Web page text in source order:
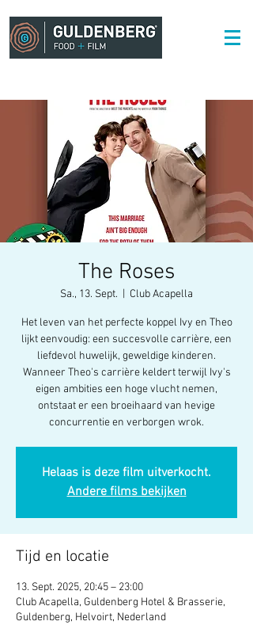
The Roses
Sa., 13. Sept. Club Acapella
Het leven van het perfecte koppel Ivy en Theo
lijkt eenvoudig: een succesvolle carrière, een
liefdevol huwelijk, geweldige kinderen.
Wanneer Theo's carrière keldert terwijl Ivy's
eigen ambities een hoge vlucht nemen,
ontstaat er een broeihaard van hevige
concurrentie en verborgen wrok.
Helaas is deze film uitverkocht.
Andere films bekijken
Tijd en locatie
13. Sept. 2025, 20:45 – 23:00
Club Acapella, Guldenberg Hotel & Brasserie,
Guldenberg, Helvoirt, Nederland